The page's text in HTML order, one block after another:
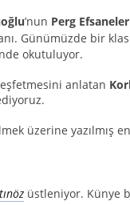
’nun Perg
Günümüzde bir
okutuluyor.
anlatan
üzerine yazılmış
üstleniyor. Künye